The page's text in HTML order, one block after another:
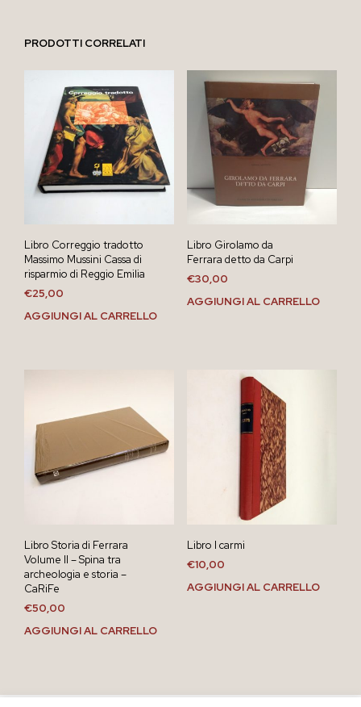
PRODOTTI CORRELATI
Libro Correggio tradotto
Massimo Mussini Cassa di
risparmio di Reggio Emilia
€25,00
AGGIUNGI AL CARRELLO
Libro Girolamo da
Ferrara detto da Carpi
€30,00
AGGIUNGI AL CARRELLO
Libro Storia di Ferrara
Volume II – Spina tra
archeologia e storia –
CaRiFe
€50,00
AGGIUNGI AL CARRELLO
Libro I carmi
€10,00
AGGIUNGI AL CARRELLO